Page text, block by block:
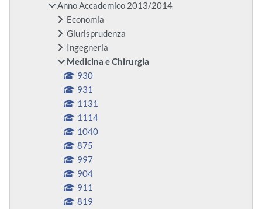
Anno Accademico 2013/2014
Economia
Giurisprudenza
Ingegneria
Medicina e Chirurgia
930
931
1131
1114
1040
875
997
904
911
819